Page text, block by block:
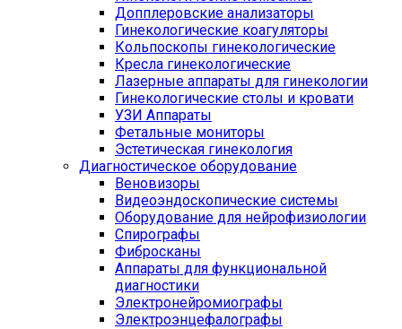
Допплеровские анализаторы
Гинекологические коагуляторы
Кольпоскопы гинекологические
Кресла гинекологические
Лазерные аппараты для гинекологии
Гинекологические столы и кровати
УЗИ Аппараты
Фетальные мониторы
Эстетическая гинекология
Диагностическое оборудование
Веновизоры
Видеоэндоскопические системы
Оборудование для нейрофизиологии
Спирографы
Фибросканы
Аппараты для функциональной
диагностики
Электронейромиографы
Электроэнцефалографы